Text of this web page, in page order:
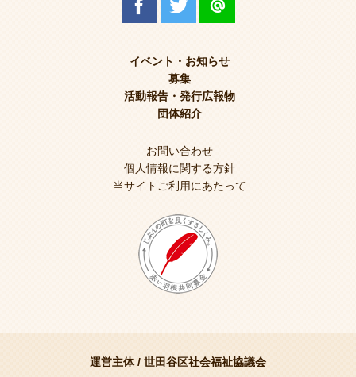
イベント・お知らせ
募集
活動報告・発行広報物
団体紹介
お問い合わせ
個人情報に関する方針
当サイトご利用にあたって
運営主体 / 世田谷区社会福祉協議会